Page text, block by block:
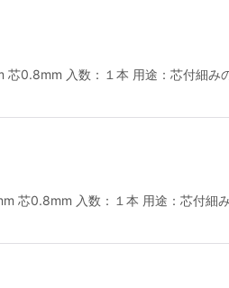
0.8mm 入数：１本 用途：芯付細み
芯0.8mm 入数：１本 用途：芯付細み